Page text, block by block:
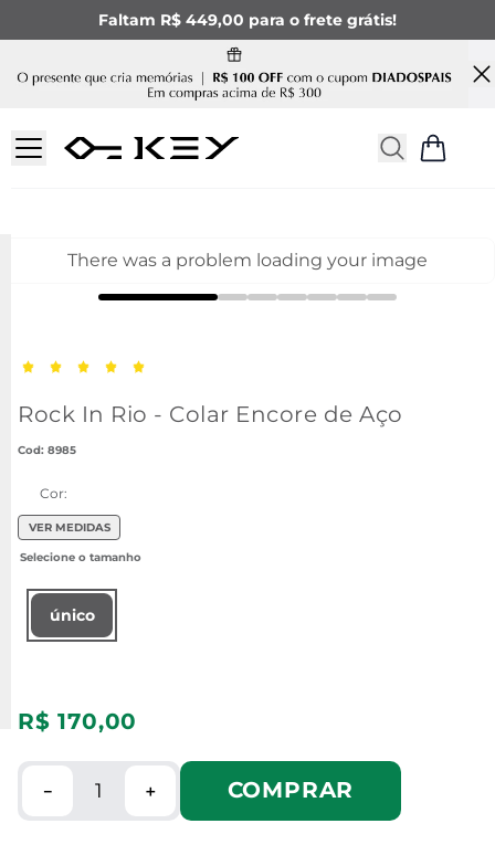
Faltam R$ 449,00 para o frete grátis!
There was a problem loading your image
Rock In Rio - Colar Encore de Aço
: 8985
Cor:
VER MEDIDAS
único
R$ 170,00
＋
－ COMPRAR